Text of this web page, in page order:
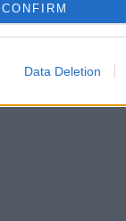
CONFIRM
Data Deletion